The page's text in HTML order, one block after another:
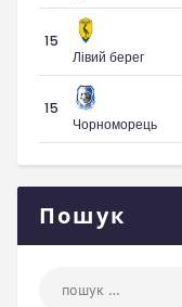
15
Лівий берег
15
Чорноморець
Пошук